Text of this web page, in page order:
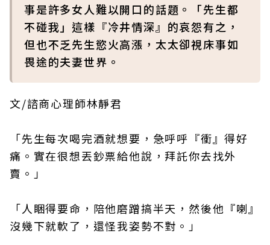
事是許多女人難以開口的話題。「先生都
不碰我」這樣『冷井情深』的哀怨有之，
但也不乏先生慾火高漲，太太卻視床事如
畏途的夫妻世界。
文/諮商心理師林靜君
「先生每次喝完酒就想要，急呼呼『衝』得好
痛。實在很想丟鈔票給他說，拜託你去找外
賣。」
「人睏得要命，陪他磨蹭搞半天，然後他『喇』
沒幾下就軟了，還怪我姿勢不對。」